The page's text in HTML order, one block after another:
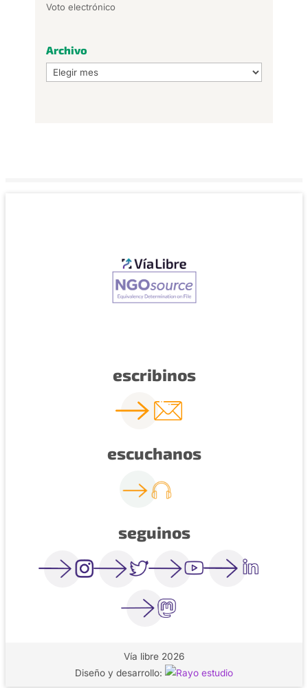
Voto electrónico
Archivo
Archivo
escribinos
escuchanos
seguinos
Vía libre 2026
Diseño y desarrollo: